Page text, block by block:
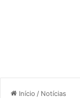
Início / Notícias